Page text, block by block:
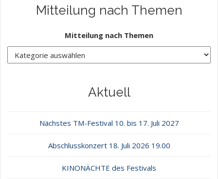
Mitteilung nach Themen
Mitteilung nach Themen
Aktuell
Nächstes TM-Festival 10. bis 17. Juli 2027
Abschlusskonzert 18. Juli 2026 19.00
KINONÄCHTE des Festivals